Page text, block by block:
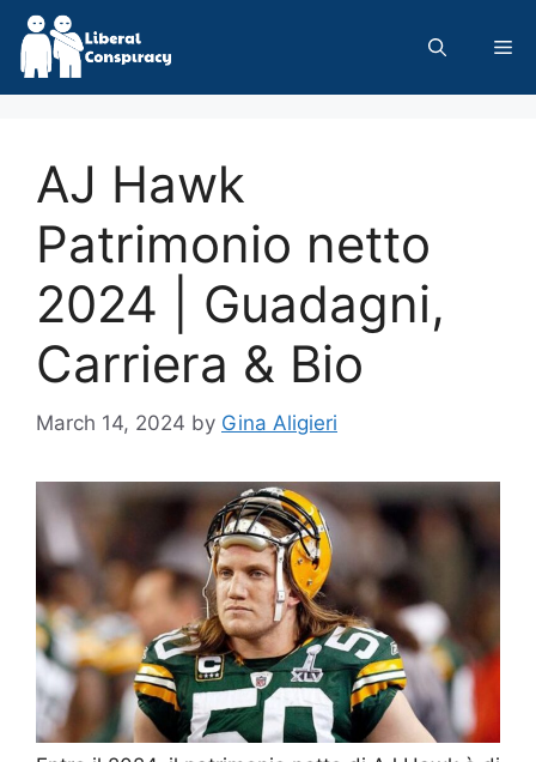
Skip
content
AJ Hawk
Patrimonio netto
2024 | Guadagni,
Carriera & Bio
March 14, 2024 by Gina Aligieri